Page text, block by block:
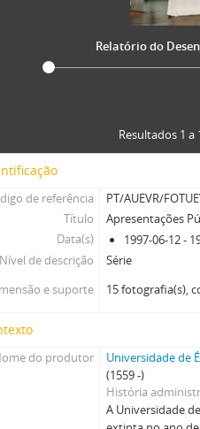
Relatório do
Resultados 1 a
de referência
PT/AUEVR/
Título
Apresentações
Data(s)
1997-06-12 -
Nível de descrição
Série
e suporte
15 fotografia(s),
do produtor
Universidade de
(1559 -)
História
A Universidade